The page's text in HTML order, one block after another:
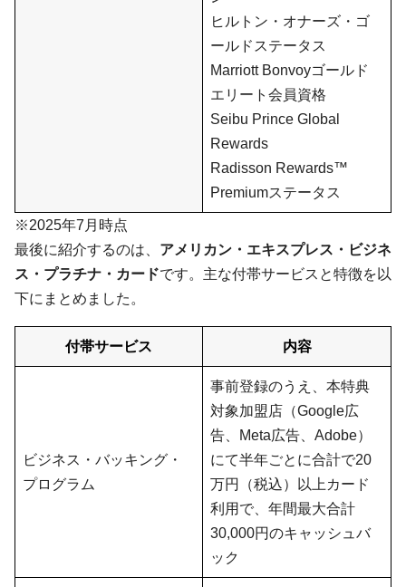
ヒルトン・オナーズ・ゴ
ールドステータス
Marriott Bonvoyゴールド
エリート会員資格
Seibu Prince Global
Rewards
Radisson Rewards™
Premiumステータス
※2025年7月時点
最後に紹介するのは、 アメリカン・エキスプレス・ビジネ
ス・プラチナ・カードです。主な付帯サービスと特徴を以
下にまとめました。
付帯サービス 内容
ビジネス・バッキング・
プログラム
事前登録のうえ、本特典
対象加盟店（Google広
告、Meta広告、Adobe）
にて半年ごとに合計で20
万円（税込）以上カード
利用で、年間最大合計
30,000円のキャッシュバ
ック